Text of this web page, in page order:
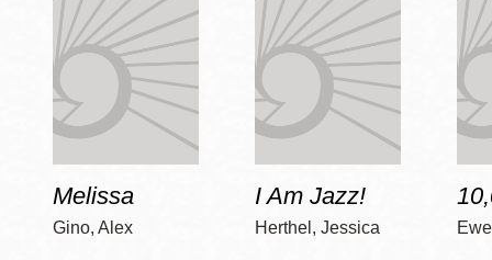
Melissa
Gino, Alex
I Am Jazz!
Herthel, Jessica